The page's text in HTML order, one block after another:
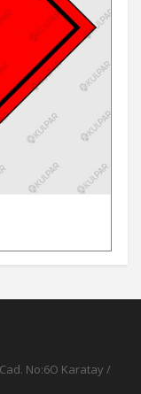
No:6O Karatay /